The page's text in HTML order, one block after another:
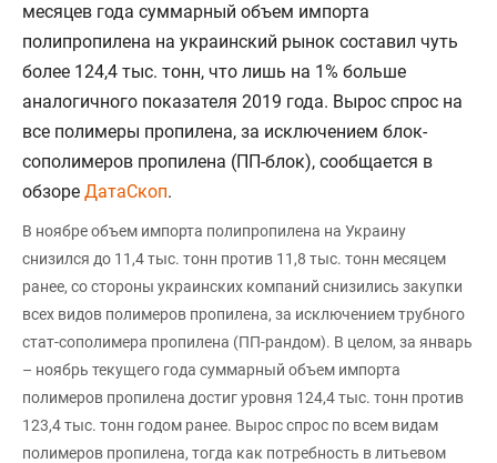
месяцев года суммарный объем импорта
полипропилена на украинский рынок составил чуть
более 124,4 тыс. тонн, что лишь на 1% больше
аналогичного показателя 2019 года. Вырос спрос на
все полимеры пропилена, за исключением блок-
сополимеров пропилена (ПП-блок), сообщается в
обзоре ДатаСкоп.
В ноябре объем импорта полипропилена на Украину
снизился до 11,4 тыс. тонн против 11,8 тыс. тонн месяцем
ранее, со стороны украинских компаний снизились закупки
всех видов полимеров пропилена, за исключением трубного
стат-сополимера пропилена (ПП-рандом). В целом, за январь
– ноябрь текущего года суммарный объем импорта
полимеров пропилена достиг уровня 124,4 тыс. тонн против
123,4 тыс. тонн годом ранее. Вырос спрос по всем видам
полимеров пропилена, тогда как потребность в литьевом